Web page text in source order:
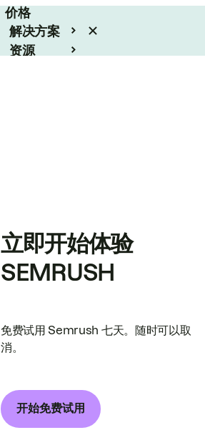
价格
解决方案
资源
立即开始体验
SEMRUSH
免费试用 Semrush 七天。随时可以取
消。
开始免费试用